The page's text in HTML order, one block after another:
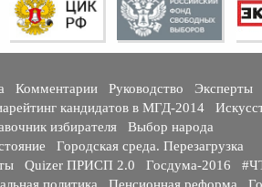
Комментарии Руководство
Эксперты
кандидатов в МГД-2014
избирателя
Выбор народа
Городская среда. Перезагрузка
Quizer ПРИСП 2.0 Госдума-2016